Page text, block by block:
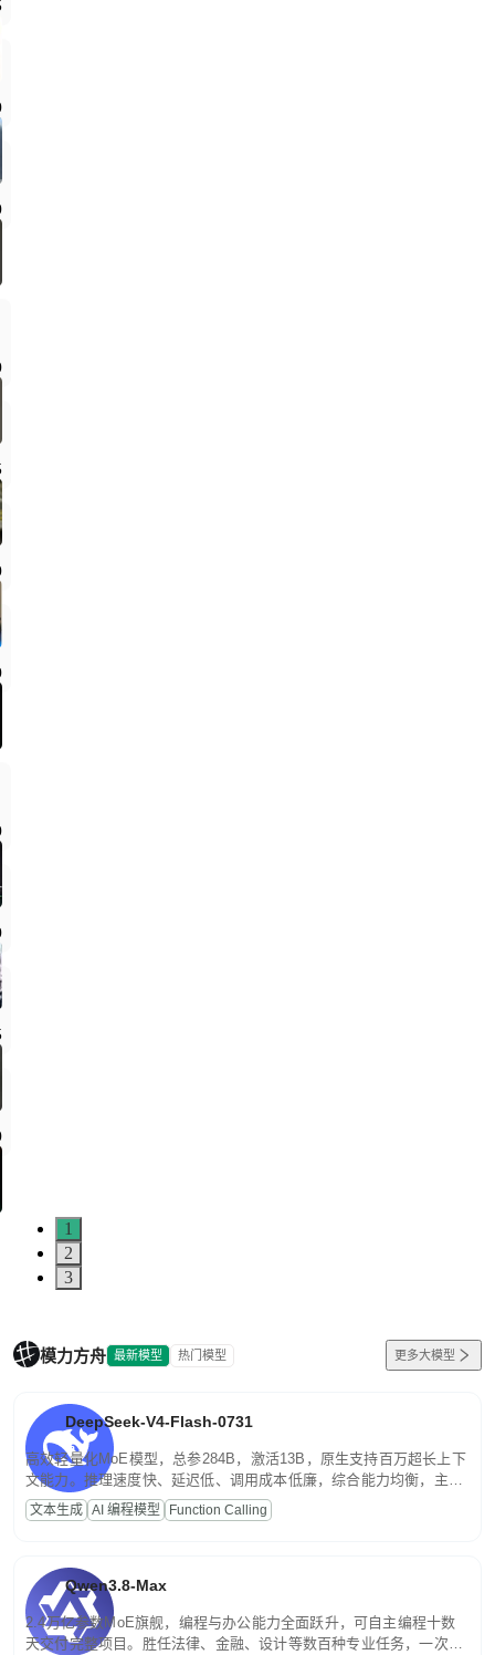
1
2
3
模力方舟 最新模型 热门模型 更多大模型
DeepSeek-V4-Flash-0731
高效轻量化MoE模型，总参284B，激活13B，原生支持百万超长上下
文能力。推理速度快、延迟低、调用成本低廉，综合能力均衡，主打
高并发、轻量化任务，适合日常对话、内容创作、基础 RAG、批量
文案处理等普惠刚需场景。
文本生成 AI 编程模型 Function Calling
Qwen3.8-Max
2.4万亿参数MoE旗舰，编程与办公能力全面跃升，可自主编程十数
天交付完整项目。胜任法律、金融、设计等数百种专业任务，一次对